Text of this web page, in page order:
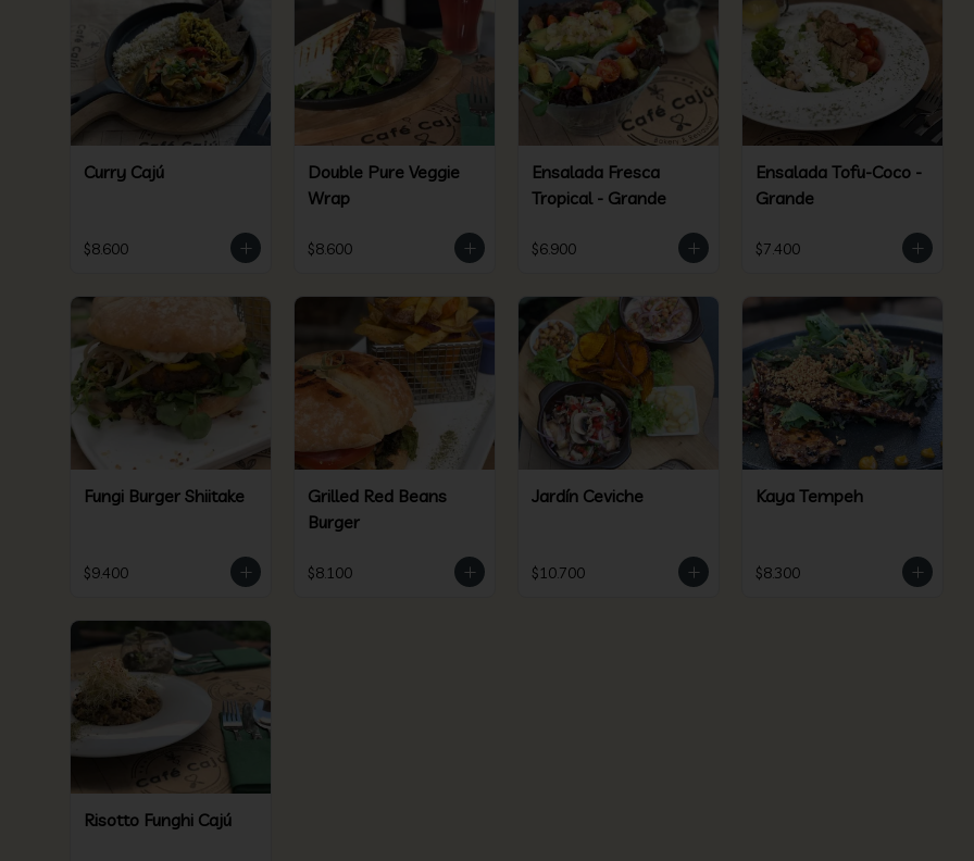
Curry Cajú
$8.600
Double Pure Veggie
Wrap
$8.600
Ensalada Fresca
Tropical - Grande
$6.900
Ensalada Tofu-Coco -
Grande
$7.400
Fungi Burger Shiitake
$9.400
Grilled Red Beans
Burger
$8.100
Jardín Ceviche
$10.700
Kaya Tempeh
$8.300
Risotto Funghi Cajú